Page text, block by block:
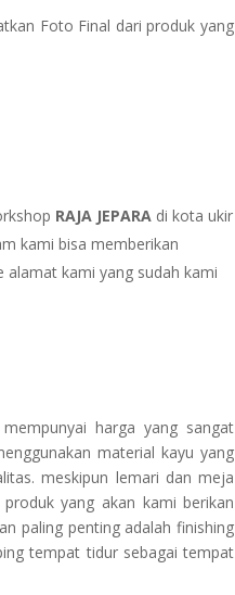
Foto Final dari produk yang
RAJA JEPARA di kota ukir
kami bisa memberikan
kami yang sudah kami
harga yang sangat
material kayu yang
meskipun lemari dan meja
yang akan kami berikan
paling penting adalah finishing
tempat tidur sebagai tempat